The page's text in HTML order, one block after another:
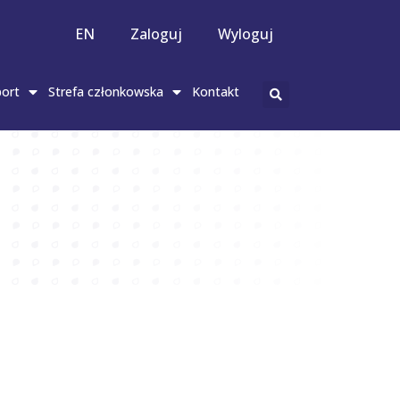
EN Zaloguj Wyloguj
Strefa członkowska Kontakt